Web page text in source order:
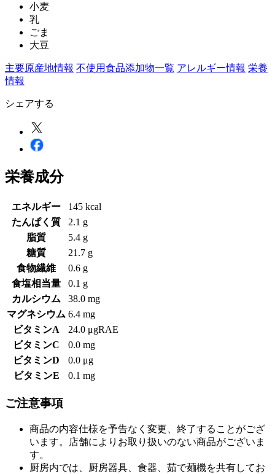
小麦
乳
ごま
大豆
主要原産地情報 不使用食品添加物一覧 アレルギー情報 栄養
情報
シェアする
栄養成分
エネルギー
145 kcal
たんぱく質
2.1 g
脂質
5.4 g
糖質
21.7 g
食物繊維
0.6 g
食塩相当量
0.1 g
カルシウム
38.0 mg
マグネシウム 6.4 mg
ビタミンA
24.0 μgRAE
ビタミンC
0.0 mg
ビタミンD
0.0 μg
ビタミンE
0.1 mg
ご注意事項
商品の内容仕様を予告なく変更、終了することがござ
います。店舗によりお取り扱いのない商品がございま
す。
厨房内では、厨房器具、食器、茹で麺機を共有してお